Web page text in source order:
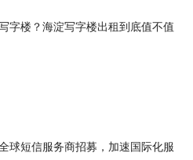
字楼？海淀写字楼出租到底值不值
球短信服务商招募，加速国际化服